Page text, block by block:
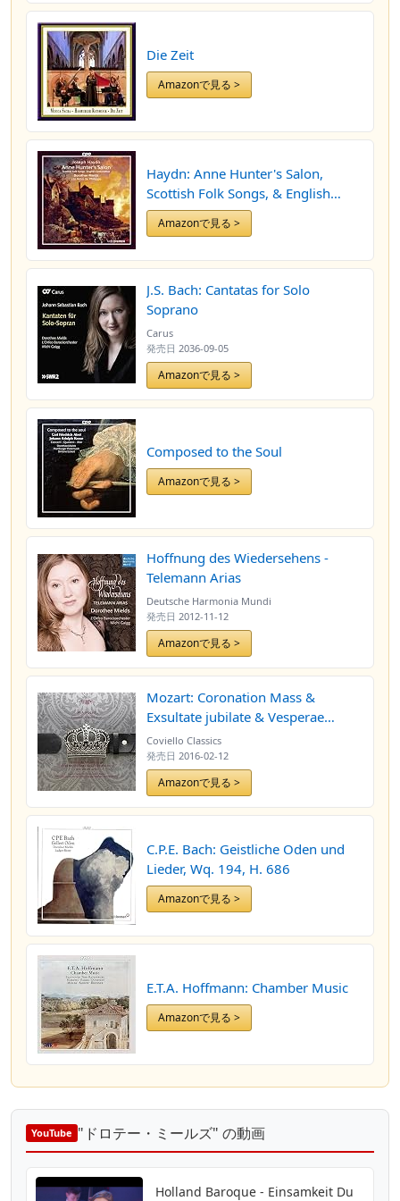
Die Zeit
Amazonで見る >
Haydn: Anne Hunter's Salon,
Scottish Folk Songs, & English
Canzonettas
Amazonで見る >
J.S. Bach: Cantatas for Solo
Soprano
Carus
発売日 2036-09-05
Amazonで見る >
Composed to the Soul
Amazonで見る >
Hoffnung des Wiedersehens -
Telemann Arias
Deutsche Harmonia Mundi
発売日 2012-11-12
Amazonで見る >
Mozart: Coronation Mass &
Exsultate jubilate & Vesperae
solennes de confessore
Coviello Classics
発売日 2016-02-12
Amazonで見る >
C.P.E. Bach: Geistliche Oden und
Lieder, Wq. 194, H. 686
Amazonで見る >
E.T.A. Hoffmann: Chamber Music
Amazonで見る >
YouTube "ドロテー・ミールズ" の動画
Holland Baroque - Einsamkeit Du